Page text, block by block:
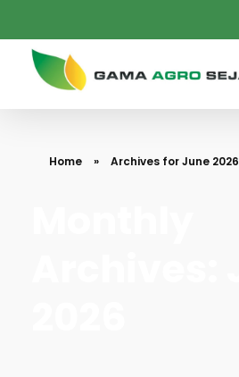
PT. Gama Agro Sejati
Home » Archives for June 2026